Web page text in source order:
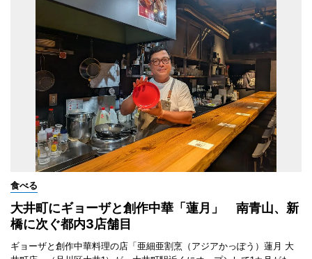
食べる
大井町にギョーザと創作中華「蓮月」 南青山、新
橋に次ぐ都内3店舗目
ギョーザと創作中華料理の店「亜細亜割烹（アジアかっぽう）蓮月 大